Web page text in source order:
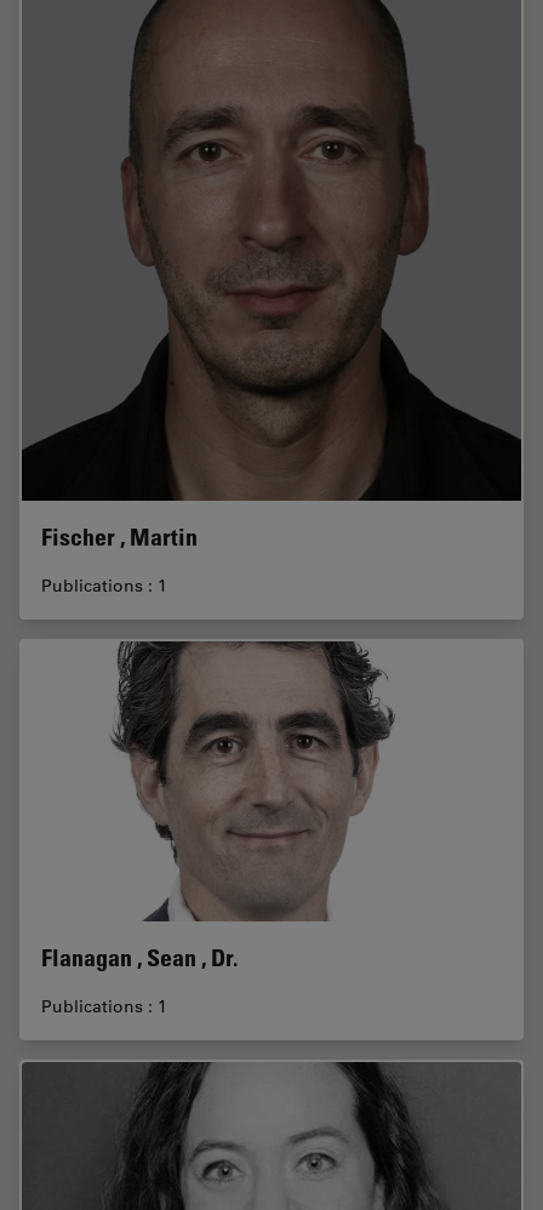
Fischer , Martin
Publications : 1
Flanagan , Sean , Dr.
Publications : 1